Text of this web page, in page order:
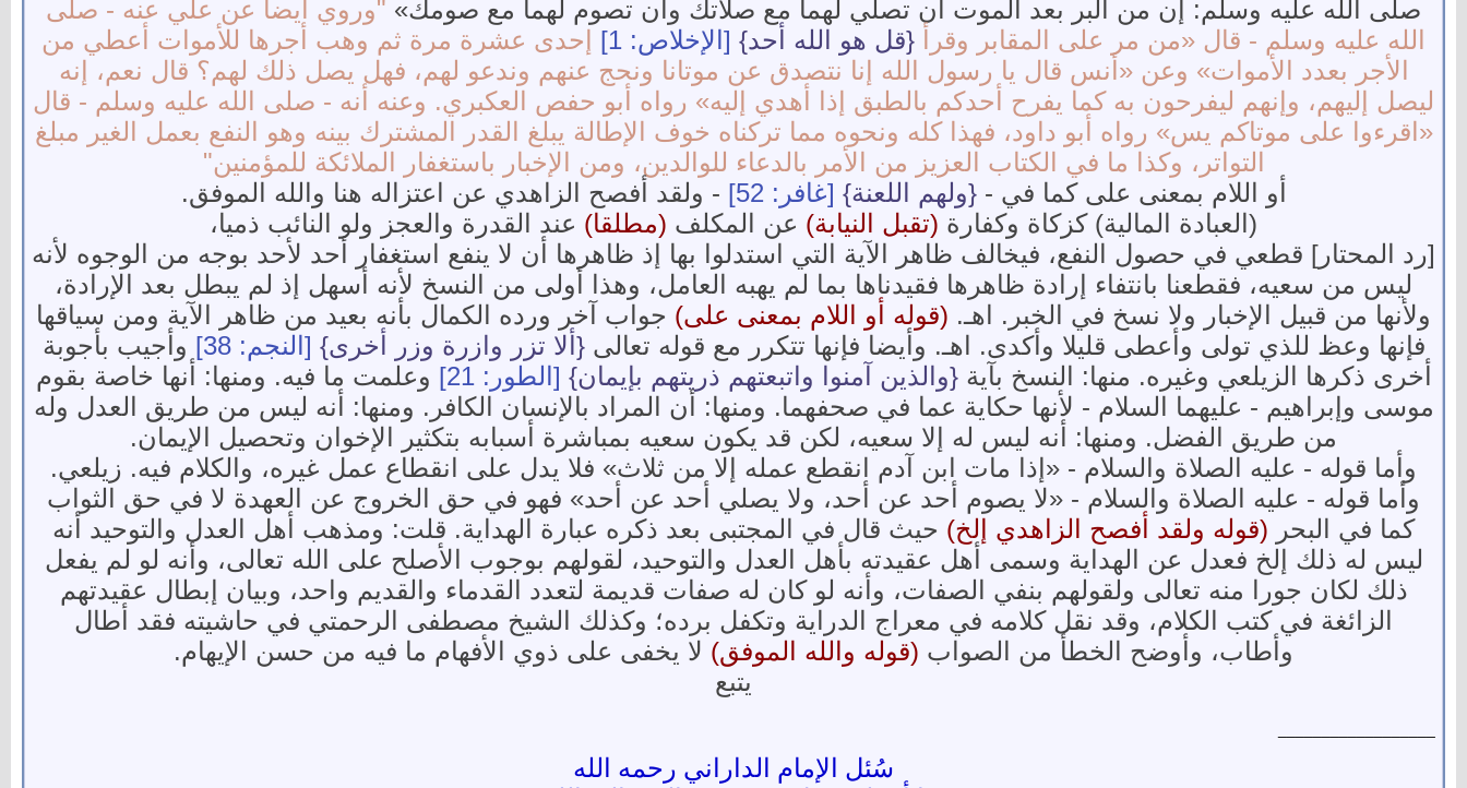
صلى الله عليه وسلم: إن من البر بعد الموت أن تصلي لهما مع صلاتك وأن تصوم لهما مع صومك» "وروي أيضا عن علي عنه - صلى
الله عليه وسلم - قال «من مر على المقابر وقرأ {قل هو الله أحد} [الإخلاص: 1]
إحدى عشرة مرة ثم وهب أجرها للأموات أعطي من
الأجر بعدد الأموات» وعن «أنس قال يا رسول الله إنا نتصدق عن موتانا ونحج عنهم وندعو لهم، فهل يصل ذلك لهم؟ قال نعم، إنه
ليصل إليهم، وإنهم ليفرحون به كما يفرح أحدكم بالطبق إذا أهدي إليه» رواه أبو حفص العكبري. وعنه أنه - صلى الله عليه وسلم - قال
«اقرءوا على موتاكم يس» رواه أبو داود، فهذا كله ونحوه مما تركناه خوف الإطالة يبلغ القدر المشترك بينه وهو النفع بعمل الغير مبلغ
التواتر، وكذا ما في الكتاب العزيز من الأمر بالدعاء للوالدين، ومن الإخبار باستغفار الملائكة للمؤمنين"
أو اللام بمعنى على كما في -{ولهم اللعنة} [غافر: 52]
- ولقد أفصح الزاهدي عن اعتزاله هنا والله الموفق.
(العبادة المالية) كزكاة وكفارة (تقبل النيابة) عن المكلف (مطلقا) عند القدرة والعجز ولو النائب ذميا،
[رد المحتار] قطعي في حصول النفع، فيخالف ظاهر الآية التي استدلوا بها إذ ظاهرها أن لا ينفع استغفار أحد لأحد بوجه من الوجوه لأنه
ليس من سعيه، فقطعنا بانتفاء إرادة ظاهرها فقيدناها بما لم يهبه العامل، وهذا أولى من النسخ لأنه أسهل إذ لم يبطل بعد الإرادة،
ولأنها من قبيل الإخبار ولا نسخ في الخبر. اهـ. (قوله أو اللام بمعنى على) جواب آخر ورده الكمال بأنه بعيد من ظاهر الآية ومن سياقها
فإنها وعظ للذي تولى وأعطى قليلا وأكدى. اهـ. وأيضا فإنها تتكرر مع قوله تعالى{ألا تزر وازرة وزر أخرى} [النجم: 38]
وأجيب بأجوبة
أخرى ذكرها الزيلعي وغيره. منها: النسخ بآية{والذين آمنوا واتبعتهم ذريتهم بإيمان} [الطور: 21]
وعلمت ما فيه. ومنها: أنها خاصة بقوم
موسى وإبراهيم - عليهما السلام - لأنها حكاية عما في صحفهما. ومنها: أن المراد بالإنسان الكافر. ومنها: أنه ليس من طريق العدل وله
من طريق الفضل. ومنها: أنه ليس له إلا سعيه، لكن قد يكون سعيه بمباشرة أسبابه بتكثير الإخوان وتحصيل الإيمان.
وأما قوله - عليه الصلاة والسلام - «إذا مات ابن آدم انقطع عمله إلا من ثلاث» فلا يدل على انقطاع عمل غيره، والكلام فيه. زيلعي.
وأما قوله - عليه الصلاة والسلام - «لا يصوم أحد عن أحد، ولا يصلي أحد عن أحد» فهو في حق الخروج عن العهدة لا في حق الثواب
كما في البحر (قوله ولقد أفصح الزاهدي إلخ) حيث قال في المجتبى بعد ذكره عبارة الهداية. قلت: ومذهب أهل العدل والتوحيد أنه
ليس له ذلك إلخ فعدل عن الهداية وسمى أهل عقيدته بأهل العدل والتوحيد، لقولهم بوجوب الأصلح على الله تعالى، وأنه لو لم يفعل
ذلك لكان جورا منه تعالى ولقولهم بنفي الصفات، وأنه لو كان له صفات قديمة لتعدد القدماء والقديم واحد، وبيان إبطال عقيدتهم
الزائغة في كتب الكلام، وقد نقل كلامه في معراج الدراية وتكفل برده؛ وكذلك الشيخ مصطفى الرحمتي في حاشيته فقد أطال
وأطاب، وأوضح الخطأ من الصواب (قوله والله الموفق) لا يخفى على ذوي الأفهام ما فيه من حسن الإيهام.
يتبع
سُئل الإمام الداراني رحمه الله